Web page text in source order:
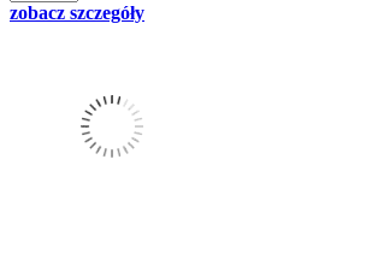
zobacz szczegóły